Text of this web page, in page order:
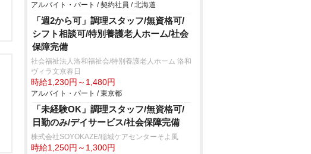
アルバイト・パート / 契約社員 / 北海道
「週2から可」調理スタッフ/無資格可/
シフト相談可/特別養護老人ホーム/社会
保障完備
社会福祉法人洛和福祉会/特別養護老人ホーム 洛和
ヴィラ文京春日
時給1,230円～1,480円
アルバイト・パート / 東京都
「未経験OK」調理スタッフ/無資格可/
日勤のみ/デイサービス/社会保障完備
株式会社SOYOKAZE/稲城ケアセンターそよ風
時給1,250円～1,300円